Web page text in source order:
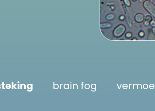
ontsteking brain fog